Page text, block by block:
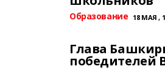
Образование 18 МАЯ ,
Глава
победителей